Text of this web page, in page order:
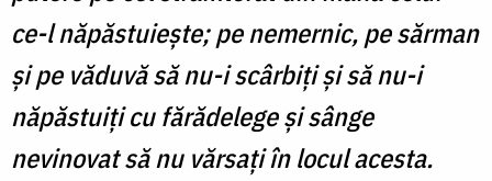
ce-l năpăstuiește; pe nemernic, pe sărman
și pe văduvă să nu-i scârbiți și să nu-i
năpăstuiți cu fărădelege și sânge
nevinovat să nu vărsați în locul acesta.